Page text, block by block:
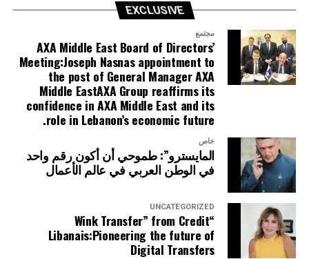
EXCLUSIVE
مجتمع
AXA Middle East Board of Directors’
Meeting:Joseph Nasnas appointment to
the post of General Manager AXA
Middle EastAXA Group reaffirms its
confidence in AXA Middle East and its
role in Lebanon’s economic future.
خاص
المايسترو”: طموحي أن أكون رقم واحد
في الوطن العربي في عالم الأعمال
UNCATEGORIZED
“Wink Transfer” from Credit
Libanais:Pioneering the future of
Digital Transfers